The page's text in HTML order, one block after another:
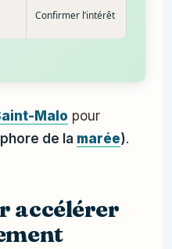
Confirmer l’intérêt
Malo pour
de la marée).
accélérer